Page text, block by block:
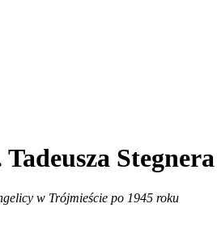
Stegnera
w Trójmieście po 1945 roku